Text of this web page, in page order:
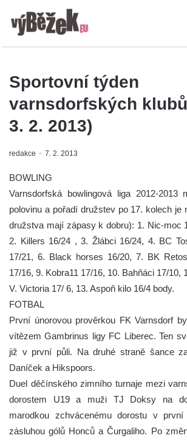
Sportovní týden
varnsdorfských
3. 2. 2013)
redakce 7. 2. 2013
BOWLING
Varnsdorfská bowlingová liga 2012-2013
polovinu a pořadí družstev po 17. kolech je
družstva mají zápasy k dobru): 1. Nic-moc
2. Killers 16/24 , 3. Žlábci 16/24, 4. BC
17/21, 6. Black horses 16/20, 7. BK
17/16, 9. Kobra11 17/16, 10. Bahňáci 17/10,
V. Victoria 17/ 6, 13. Aspoň kilo 16/4 body.
FOTBAL
První únorovou prověrkou FK Varnsdorf
vítězem Gambrinus ligy FC Liberec. Ten
již v první půli. Na druhé straně šance
Daníček a Hikspoors.
Duel děčínského zimního turnaje mezi
dorostem U19 a muži TJ Doksy na
marodkou zchvácenému dorostu v
zásluhou gólů Honců a Čurgaliho. Po